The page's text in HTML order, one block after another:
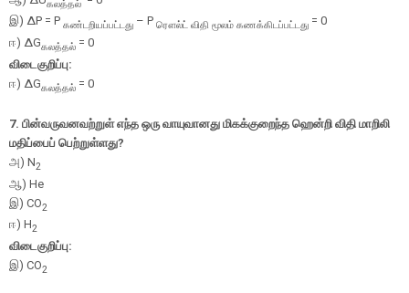
கலத்தல்
இ) ΔP = P கண்டறியப்பட்டது – P ரௌல்ட் விதி மூலம் கணக்கிடப்பட்டது = 0
ஈ) ΔGகலத்தல் = 0
விடைகுறிப்பு:
ஈ) ΔGகலத்தல் = 0
7. பின்வருவனவற்றுள் எந்த ஒரு வாயுவானது மிகக்குறைந்த ஹென்றி விதி மாறிலி
மதிப்பைப் பெற்றுள்ளது?
அ) N2
ஆ) He
இ) CO2
ஈ) H2
விடைகுறிப்பு:
இ) CO2